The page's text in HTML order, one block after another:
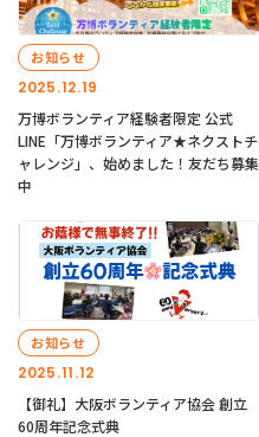
2025.12.19
お知らせ
万博ボランティア経験者限定 公式
LINE「万博ボランティア★ネクストチ
ャレンジ」、始めました！友だち募集
中
2025.11.12
お知らせ
【御礼】大阪ボランティア協会 創立
60周年記念式典